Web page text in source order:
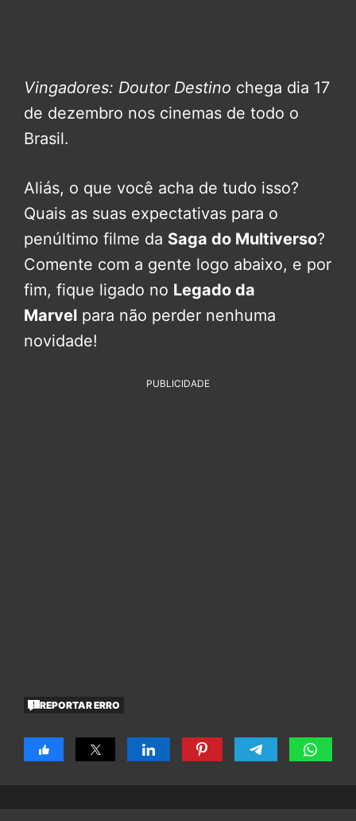
Vingadores: Doutor Destino chega dia 17
de dezembro nos cinemas de todo o
Brasil.
Aliás, o que você acha de tudo isso?
Quais as suas expectativas para o
penúltimo filme da Saga do Multiverso?
Comente com a gente logo abaixo, e por
fim, fique ligado no Legado da
Marvel para não perder nenhuma
novidade!
PUBLICIDADE
REPORTAR ERRO